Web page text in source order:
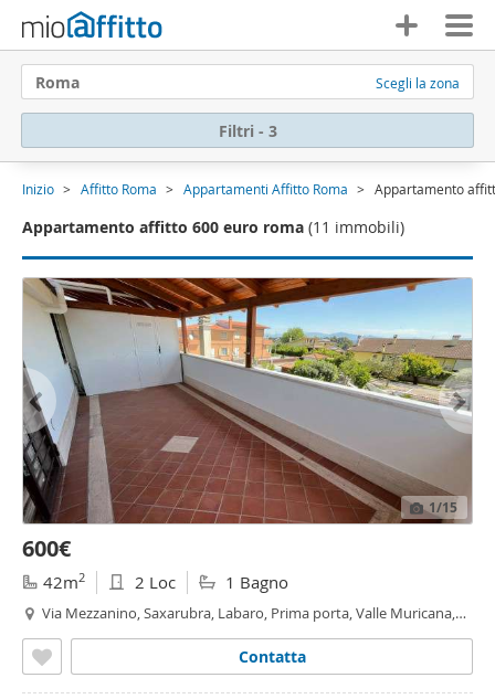
Roma Scegli la zona
Filtri - 3
Inizio Affitto Roma Appartamenti Affitto Roma Appartamento
Appartamento affitto 600 euro roma (11 immobili)
1/15
600€
42m2 2 Loc 1 Bagno
Via Mezzanino, Saxarubra, Labaro, Prima porta, Valle Muricana,
Contatta